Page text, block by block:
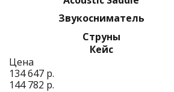
Звукосниматель
Струны
Кейс
Цена
134 647 р.
144 782 р.